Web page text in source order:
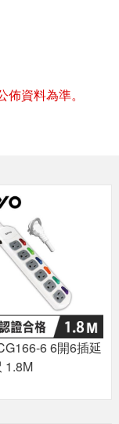
資料為準。
6 6開6插延
1.8M